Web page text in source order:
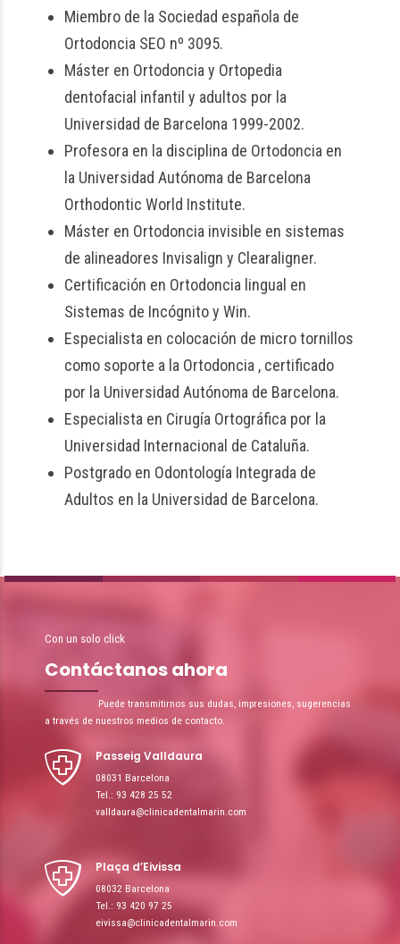
Miembro de la Sociedad española de
Ortodoncia SEO nº 3095.
Máster en Ortodoncia y Ortopedia
dentofacial infantil y adultos por la
Universidad de Barcelona 1999-2002.
Profesora en la disciplina de Ortodoncia en
la Universidad Autónoma de Barcelona
Orthodontic World Institute.
Máster en Ortodoncia invisible en sistemas
de alineadores Invisalign y Clearaligner.
Certificación en Ortodoncia lingual en
Sistemas de Incógnito y Win.
Especialista en colocación de micro tornillos
como soporte a la Ortodoncia , certificado
por la Universidad Autónoma de Barcelona.
Especialista en Cirugía Ortográfica por la
Universidad Internacional de Cataluña.
Postgrado en Odontología Integrada de
Adultos en la Universidad de Barcelona.
Con un solo click
Contáctanos ahora
Puede transmitirnos sus dudas, impresiones, sugerencias
a través de nuestros medios de contacto.
Passeig Valldaura
08031 Barcelona
Tel.: 93 428 25 52
valldaura@clinicadentalmarin.com
Plaça d’Eivissa
08032 Barcelona
Tel.: 93 420 97 25
eivissa@clinicadentalmarin.com